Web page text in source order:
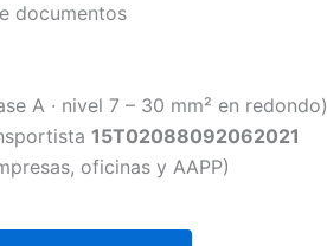
documentos
A · nivel 7 – 30 mm² en redondo)
15T02088092062021
oficinas y AAPP)